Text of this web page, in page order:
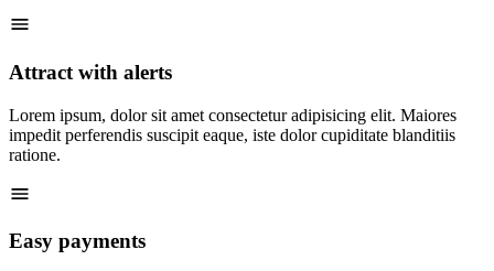
Attract with alerts
Lorem ipsum, dolor sit amet consectetur adipisicing elit. Maiores
impedit perferendis suscipit eaque, iste dolor cupiditate blanditiis
ratione.
Easy payments